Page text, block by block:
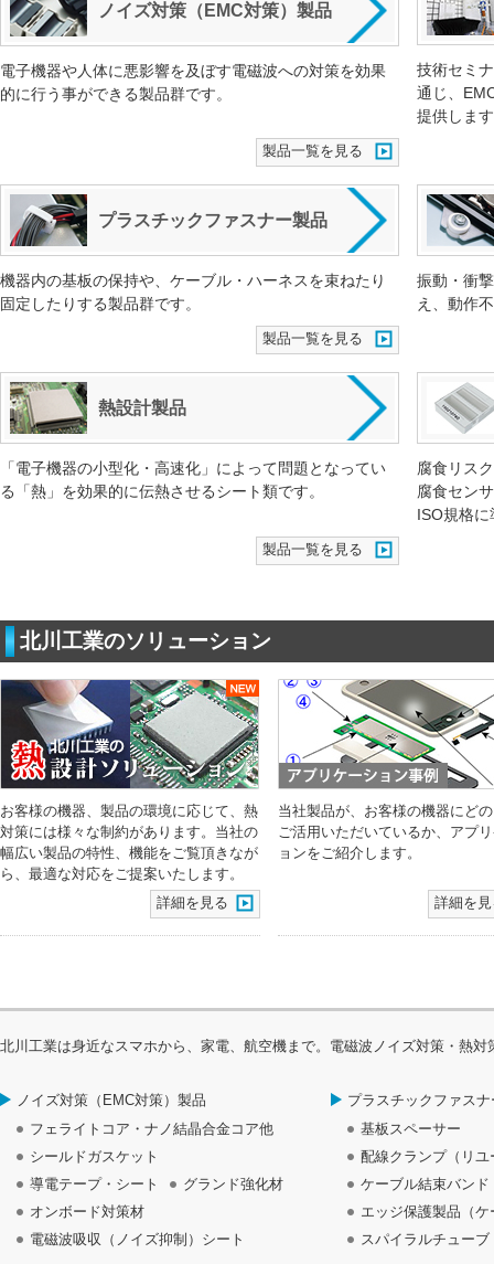
ノイズ対策（EMC対策）製品
電子機器や人体に悪影響を及ぼす電磁波への対策を効果
的に行う事ができる製品群です。
製品一覧を見る
技術セミ
通じ、
提供しま
プラスチックファスナー製品
機器内の基板の保持や、ケーブル・ハーネスを束ねたり
固定したりする製品群です。
製品一覧を見る
振動・衝
え、動作
熱設計製品
「電子機器の小型化・高速化」によって問題となってい
る「熱」を効果的に伝熱させるシート類です。
製品一覧を見る
腐食リス
腐食セン
ISO規格
北川工業のソリューション
お客様の機器、製品の環境に応じて、熱
対策には様々な制約があります。当社の
幅広い製品の特性、機能をご覧頂きなが
ら、最適な対応をご提案いたします。
詳細を見る
当社製品が、お客様の機器にど
ご活用いただいているか、アプ
ョンをご紹介します。
詳細を
北川工業は身近なスマホから、家電、航空機まで。電磁波ノイズ対策・熱
ノイズ対策（EMC対策）製品
フェライトコア・ナノ結晶合金コア他
シールドガスケット
導電テープ・シート
グランド強化材
オンボード対策材
電磁波吸収（ノイズ抑制）シート
プラスチックファス
基板スペーサー
配線クランプ（リ
ケーブル結束バンド
エッジ保護製品（
スパイラルチューブ